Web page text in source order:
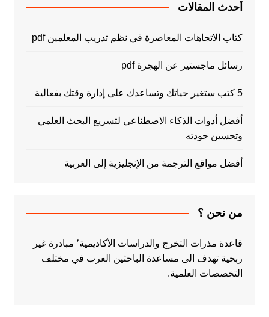
أحدث المقالات
كتاب الاتجاهات المعاصرة في نظم تدريب المعلمين pdf
رسائل ماجستير عن الهجرة pdf
5 كتب ستغير حياتك وتساعدك على إدارة وقتك بفعالية
أفضل أدوات الذكاء الاصطناعي لتسريع البحث العلمي
وتحسين جودته
أفضل مواقع الترجمة من الإنجليزية إلى العربية
من نحن ؟
قاعدة مذرات التخرج والدراسات الأكاديمية٬ مبادرة غير
ربحية تهدف الى مساعدة الباحثين العرب في مختلف
التخصصات العلمية.